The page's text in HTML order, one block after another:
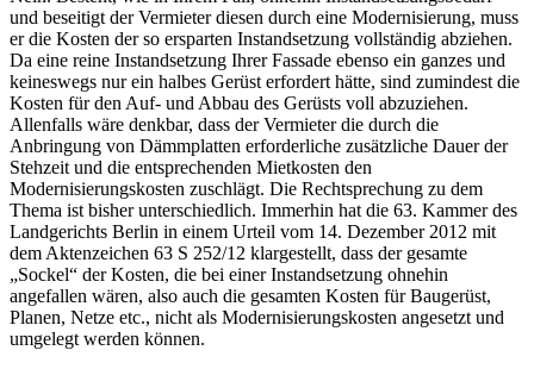
und beseitigt der Vermieter diesen durch eine Modernisierung, muss
er die Kosten der so ersparten Instandsetzung vollständig abziehen.
Da eine reine Instandsetzung Ihrer Fassade ebenso ein ganzes und
keineswegs nur ein halbes Gerüst erfordert hätte, sind zumindest die
Kosten für den Auf- und Abbau des Gerüsts voll abzuziehen.
Allenfalls wäre denkbar, dass der Vermieter die durch die
Anbringung von Dämmplatten erforderliche zusätzliche Dauer der
Stehzeit und die entsprechenden Mietkosten den
Modernisierungskosten zuschlägt. Die Rechtsprechung zu dem
Thema ist bisher unterschiedlich. Immerhin hat die 63. Kammer des
Landgerichts Berlin in einem Urteil vom 14. Dezember 2012 mit
dem Aktenzeichen 63 S 252/12 klargestellt, dass der gesamte
„Sockel“ der Kosten, die bei einer Instandsetzung ohnehin
angefallen wären, also auch die gesamten Kosten für Baugerüst,
Planen, Netze etc., nicht als Modernisierungskosten angesetzt und
umgelegt werden können.